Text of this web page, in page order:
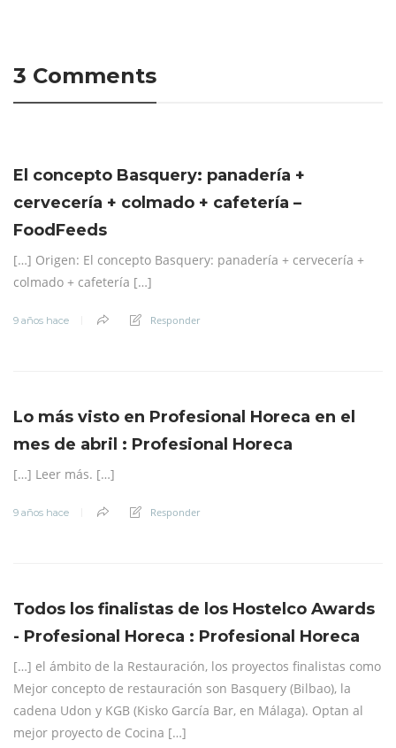
3 Comments
El concepto Basquery: panadería +
cervecería + colmado + cafetería –
FoodFeeds
[…] Origen: El concepto Basquery: panadería + cervecería +
colmado + cafetería […]
9 años hace Responder
Lo más visto en Profesional Horeca en el
mes de abril : Profesional Horeca
[…] Leer más. […]
9 años hace Responder
Todos los finalistas de los Hostelco Awards
- Profesional Horeca : Profesional Horeca
[…] el ámbito de la Restauración, los proyectos finalistas como
Mejor concepto de restauración son Basquery (Bilbao), la
cadena Udon y KGB (Kisko García Bar, en Málaga). Optan al
mejor proyecto de Cocina […]